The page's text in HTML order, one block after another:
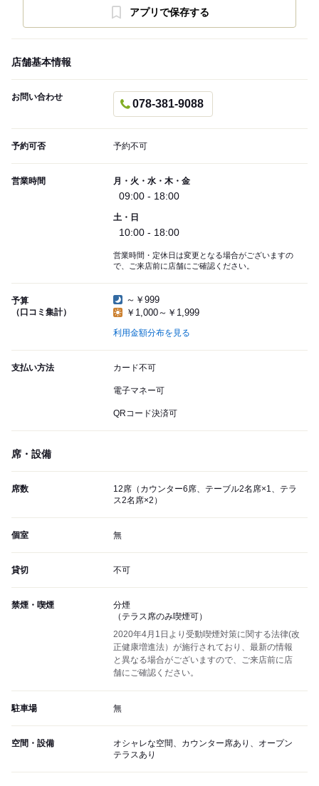
アプリで保存する
店舗基本情報
お問い合わせ
078-381-9088
予約可否 予約不可
営業時間 月・火・水・木・金
09:00 - 18:00
土・日
10:00 - 18:00
営業時間・定休日は変更となる場合がございますの
で、ご来店前に店舗にご確認ください。
予算
（口コミ集計）
～￥999
￥1,000～￥1,999
利用金額分布を見る
支払い方法 カード不可
電子マネー可
QRコード決済可
席・設備
席数
12席（カウンター6席、テーブル2名席×1、テラ
ス2名席×2）
個室 無
貸切 不可
禁煙・喫煙
分煙
（テラス席のみ喫煙可）
2020年4月1日より受動喫煙対策に関する法律(改
正健康増進法）が施行されており、最新の情報
と異なる場合がございますので、ご来店前に店
舗にご確認ください。
駐車場 無
空間・設備
オシャレな空間、カウンター席あり、オープン
テラスあり